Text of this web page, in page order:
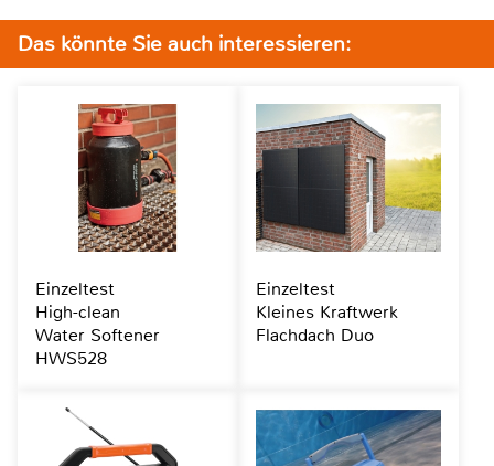
Das könnte Sie auch interessieren:
Einzeltest
High-clean
Water Softener
HWS528
Einzeltest
Kleines Kraftwerk
Flachdach Duo